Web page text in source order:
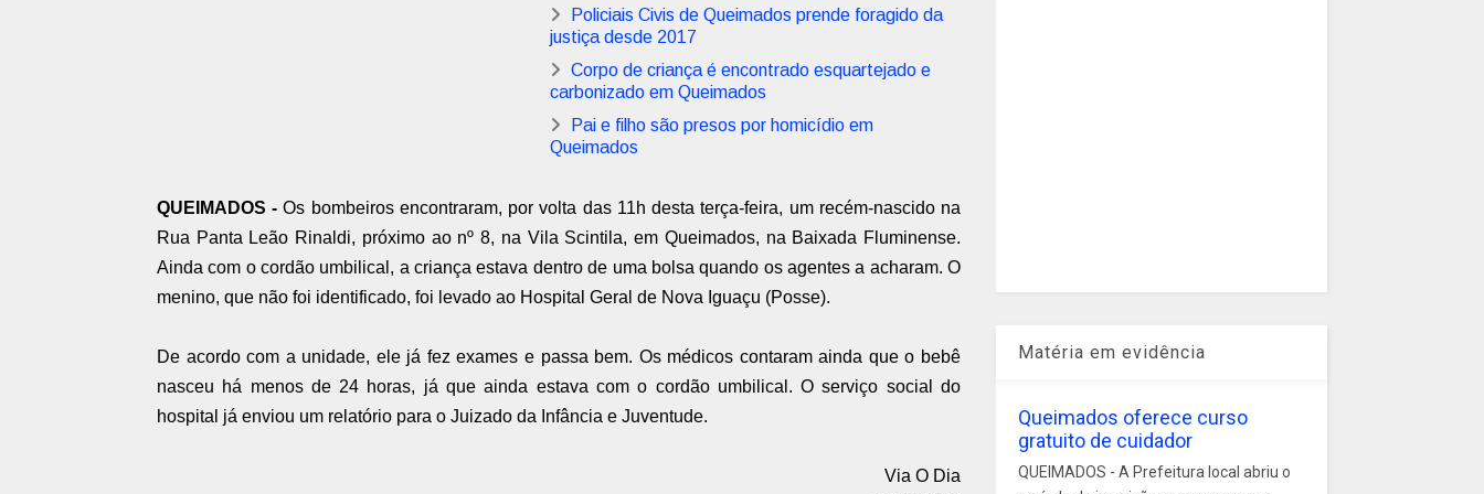
Policiais Civis de Queimados prende foragido da
justiça desde 2017
Corpo de criança é encontrado esquartejado e
carbonizado em Queimados
Pai e filho são presos por homicídio em
Queimados
QUEIMADOS -Os bombeiros encontraram, por volta das 11h desta terça-feira, um recém-nascido na
Rua Panta Leão Rinaldi, próximo ao nº 8, na Vila Scintila, em Queimados, na Baixada Fluminense.
Ainda com o cordão umbilical, a criança estava dentro de uma bolsa quando os agentes a acharam. O
menino, que não foi identificado, foi levado ao Hospital Geral de Nova Iguaçu (Posse).
De acordo com a unidade, ele já fez exames e passa bem. Os médicos contaram ainda que o bebê
nasceu há menos de 24 horas, já que ainda estava com o cordão umbilical. O serviço social do
hospital já enviou um relatório para o Juizado da Infância e Juventude.
Via O Dia
Matéria em evidência
Queimados oferece curso
gratuito de cuidador
QUEIMADOS - A Prefeitura local abriu o